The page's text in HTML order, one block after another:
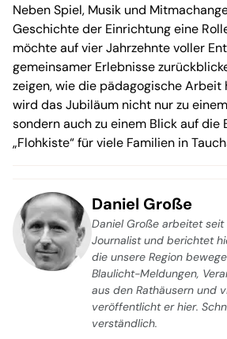
Neben Spiel, Musik und
Geschichte der Einrichtung eine
möchte auf vier Jahrzehnte voller
gemeinsamer Erlebnisse
zeigen, wie die pädagogische Arbeit
wird das Jubiläum nicht nur zu
sondern auch zu einem Blick auf die
„Flohkiste“ für viele Familien in
Daniel Große
Daniel Große arbeitet
Journalist und berichtet
die unsere Region
Blaulicht-Meldungen,
aus den Rathäusern und
veröffentlicht er hier.
verständlich.